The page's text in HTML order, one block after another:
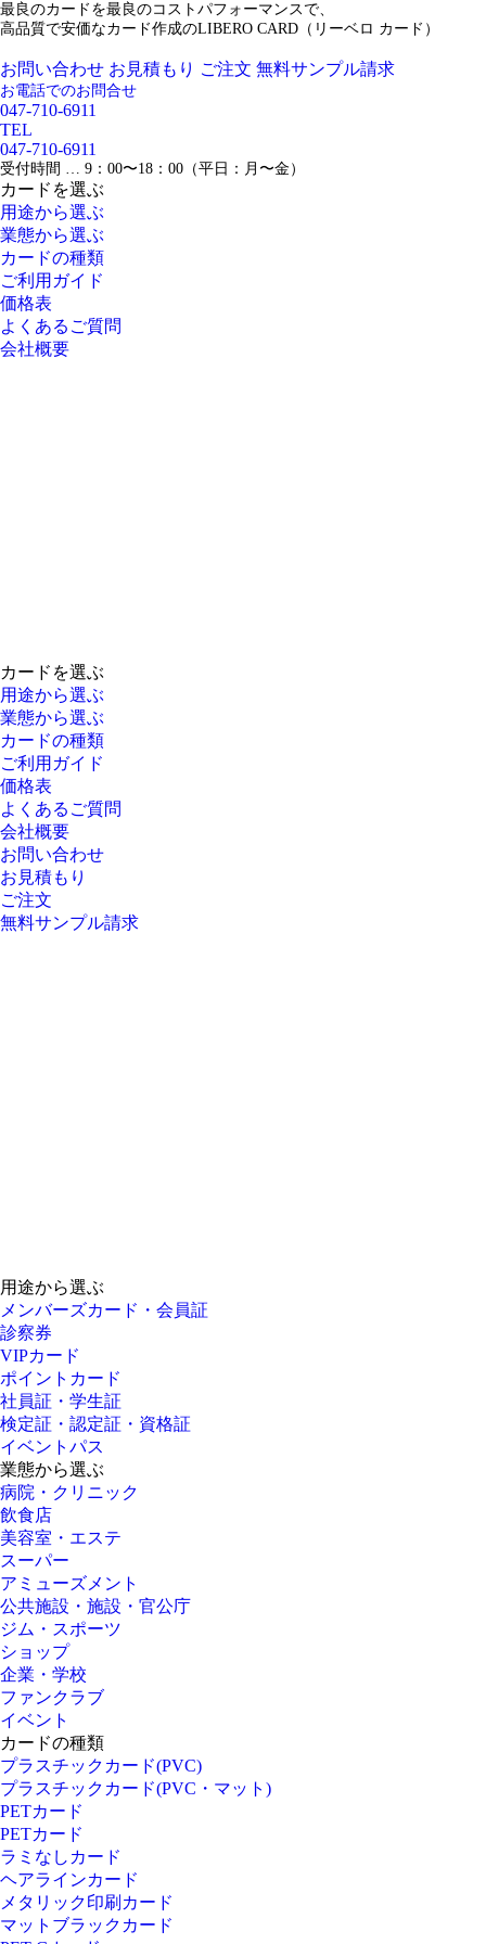
最良のカードを最良のコストパフォーマンスで、
高品質で安価なカード作成のLIBERO CARD（リーベロ カード）
お問い合わせ お見積もり ご注文 無料サンプル請求
お電話でのお問合せ
047-710-6911
TEL
047-710-6911
受付時間 … 9：00〜18：00（平日：月〜金）
カードを選ぶ
用途から選ぶ
業態から選ぶ
カードの種類
ご利用ガイド
価格表
よくあるご質問
会社概要
カードを選ぶ
用途から選ぶ
業態から選ぶ
カードの種類
ご利用ガイド
価格表
よくあるご質問
会社概要
お問い合わせ
お見積もり
ご注文
無料サンプル請求
用途から選ぶ
メンバーズカード・会員証
診察券
VIPカード
ポイントカード
社員証・学生証
検定証・認定証・資格証
イベントパス
業態から選ぶ
病院・クリニック
飲食店
美容室・エステ
スーパー
アミューズメント
公共施設・施設・官公庁
ジム・スポーツ
ショップ
企業・学校
ファンクラブ
イベント
カードの種類
プラスチックカード(PVC)
プラスチックカード(PVC・マット)
PETカード
PETカード
ラミなしカード
ヘアラインカード
メタリック印刷カード
マットブラックカード